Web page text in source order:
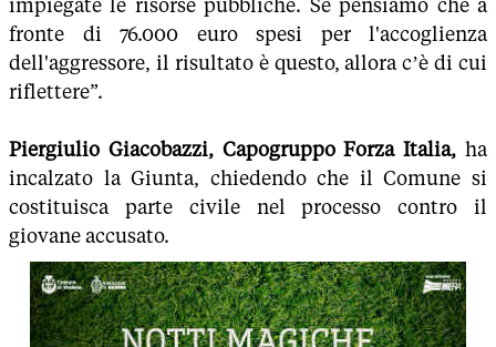
impiegate le risorse pubbliche. Se pensiamo che a
fronte di 76.000 euro spesi per l'accoglienza
dell'aggressore, il risultato è questo, allora c’è di cui
riflettere”.
Piergiulio Giacobazzi, Capogruppo Forza Italia, ha
incalzato la Giunta, chiedendo che il Comune si
costituisca parte civile nel processo contro il
giovane accusato.